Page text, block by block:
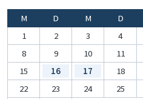
M D M D
1
2 3 4
8
9 10 11
15
16 17 18
22
23 24 25